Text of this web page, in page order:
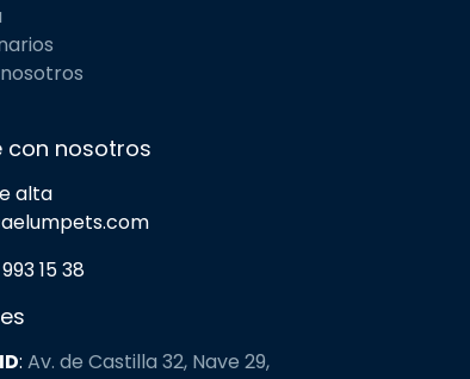
con nosotros
alta
15 38
: Av. de Castilla 32, Nave 29,